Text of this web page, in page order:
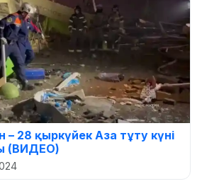
– 28 қыркүйек Аза тұту күні
(ВИДЕО)